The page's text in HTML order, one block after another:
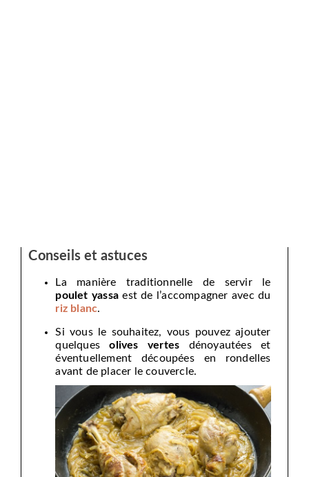
Conseils et astuces
La manière traditionnelle de servir le
poulet yassa est de l’accompagner avec du
riz blanc.
Si vous le souhaitez, vous pouvez ajouter
quelquesolives vertes dénoyautées et
éventuellement découpées en rondelles
avant de placer le couvercle.